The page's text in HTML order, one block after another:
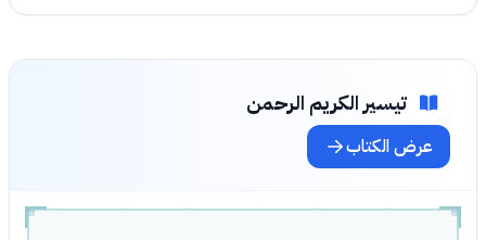
تيسير الكريم الرحمن
عرض الكتاب